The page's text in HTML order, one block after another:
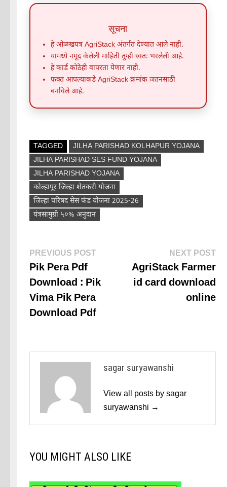
सूचना
हे ओळखपत्र AgriStack अंतर्गत देण्यात आले नाही.
यामध्ये नमूद केलेली माहिती तुम्ही स्वतः भरलेली आहे.
हे कार्ड कोठेही वापरता येणार नाही.
फक्त आपल्याकडे AgriStack क्रमांक जतनसाठी
बनविले आहे.
TAGGED
JILHA PARISHAD KOLHAPUR YOJANA
JILHA PARISHAD SES FUND YOJANA
JILHA PARISHAD YOJANA
कोल्हापूर जिल्हा शेतकरी योजना
जिल्हा परिषद सेस फंड योजना 2025-26
यंत्रसामुग्री ५०% अनुदान
Post
navigation
PREVIOUS POSTPrevious
Pik Pera Pdf
Download : Pik
Vima Pik Pera
Download Pdf
NEXT POST
AgriStack Farmer
id card download
online
sagar suryawanshi
View all posts by sagar
suryawanshi →
YOU MIGHT ALSO LIKE